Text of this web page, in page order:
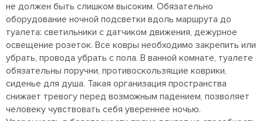
не должен быть слишком высоким. Обязательно
оборудование ночной подсветки вдоль маршрута до
туалета: светильники с датчиком движения, дежурное
освещение розеток. Все ковры необходимо закрепить или
убрать, провода убрать с пола. В ванной комнате, туалете
обязательны поручни, противоскользящие коврики,
сиденье для душа. Такая организация пространства
снижает тревогу перед возможным падением, позволяет
человеку чувствовать себя увереннее ночью.